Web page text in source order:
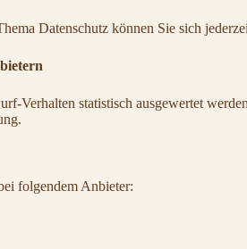
Datenschutz können Sie sich
Verhalten statistisch ausgewertet
folgendem Anbieter: